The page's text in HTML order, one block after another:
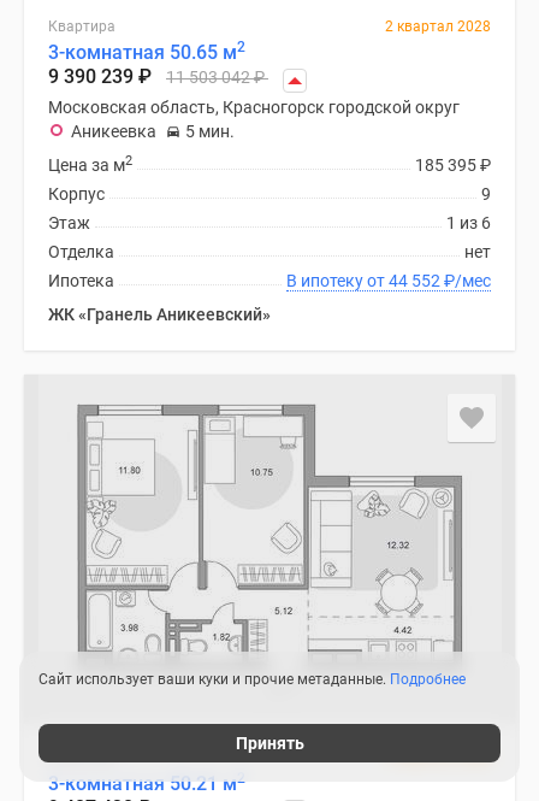
Квартира 2 квартал 2028
3-комнатная 50.65 м2
9 390 239 ₽ 11 503 042₽
Московская область, Красногорск городской округ
Аникеевка
5 мин.
185 395₽
Цена за м2
9
Корпус
1 из 6
Этаж
нет
Отделка
В ипотеку от 44 552 ₽/мес
Ипотека
ЖК «Гранель Аникеевский»
3-комнатная 50.21 м2
Сайт использует ваши куки и прочие метаданные. Подробнее
Принять